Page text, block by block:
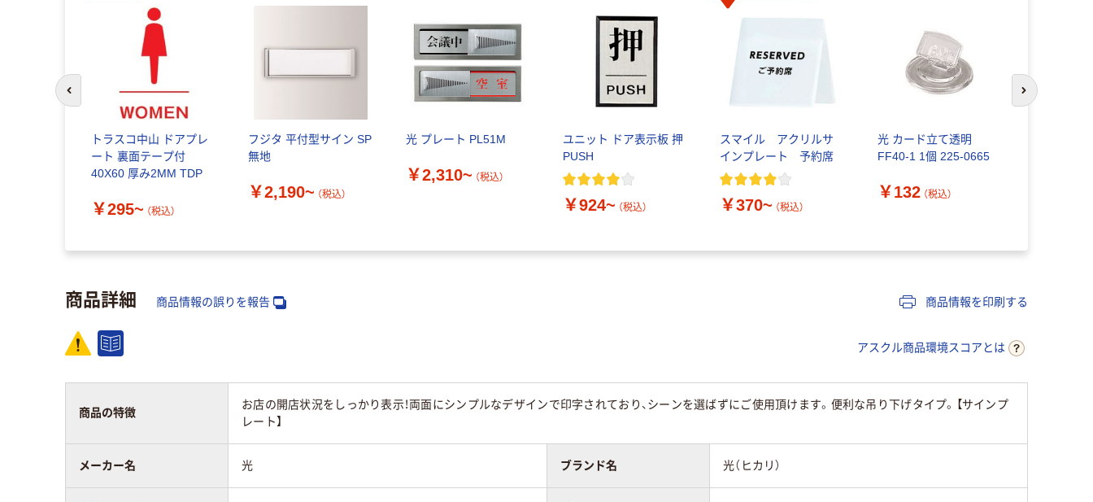
トラスコ中山 ドアプレ
ート 裏面テープ付
40X60 厚み2MM TDP
￥295~ （税込）
フジタ 平付型サイン SP
無地
￥2,190~ （税込）
光 プレート PL51M
￥2,310~ （税込）
ユニット ドア表示板 押
PUSH
￥924~ （税込）
スマイル アクリルサ
インプレート 予約席
￥370~ （税込）
光 カード立て透明
FF40-1 1個 225-0665
￥132 （税込）
次のスライド
商品詳細 商品情報の誤りを報告 商品情報を印刷する
アスクル商品環境スコアとは
商品の特徴
お店の開店状況をしっかり表示！両面にシンプルなデザインで印字されており、シーンを選ばずにご使用頂けます。便利な吊り下げタイプ。【サインプ
レート】
メーカー名 光 ブランド名 光（ヒカリ）